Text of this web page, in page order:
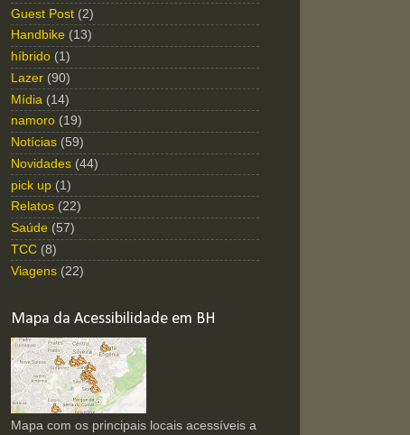
Guest Post (2)
Handbike (13)
híbrido (1)
Lazer (90)
Mídia (14)
namoro (19)
Notícias (59)
Novidades (44)
pick up (1)
Relatos (22)
Saúde (57)
TCC (8)
Viagens (22)
Mapa da Acessibilidade em BH
Mapa com os principais locais acessíveis a